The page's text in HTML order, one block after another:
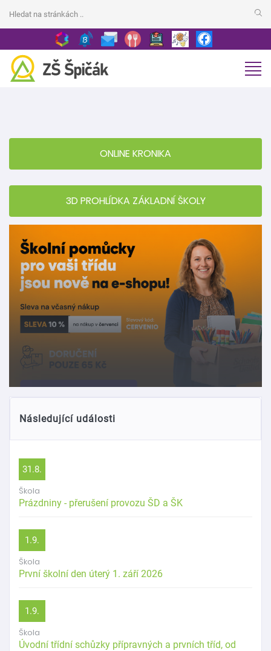
ONLINE KRONIKA
3D PROHLÍDKA ZÁKLADNÍ ŠKOLY
Následující události
31.8.
Škola
Prázdniny - přerušení provozu ŠD a ŠK
1.9.
Škola
První školní den úterý 1. září 2026
1.9.
Škola
Úvodní třídní schůzky přípravných a prvních tříd, od